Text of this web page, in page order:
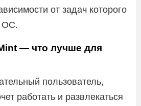
от задач которого
ОС.
— что лучше для
пользователь,
работать и развлекаться